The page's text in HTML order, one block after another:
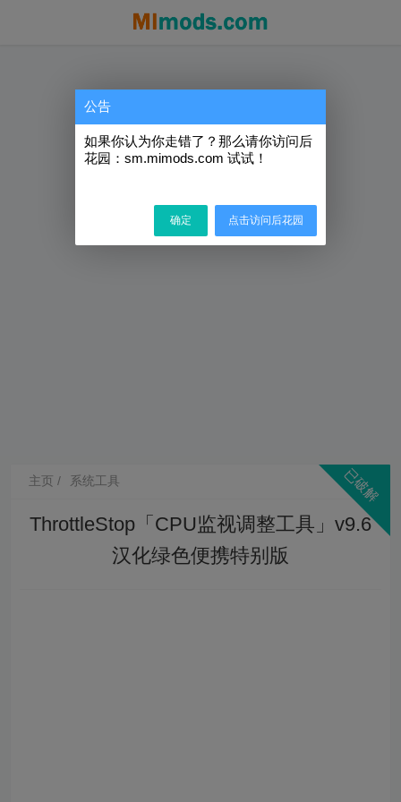
主页 系统工具
ThrottleStop「CPU监视调整工具」v9.6
汉化绿色便携特别版
公告
如果你认为你走错了？那么请你访问后
花园：sm.mimods.com 试试！
确定 点击访问后花园